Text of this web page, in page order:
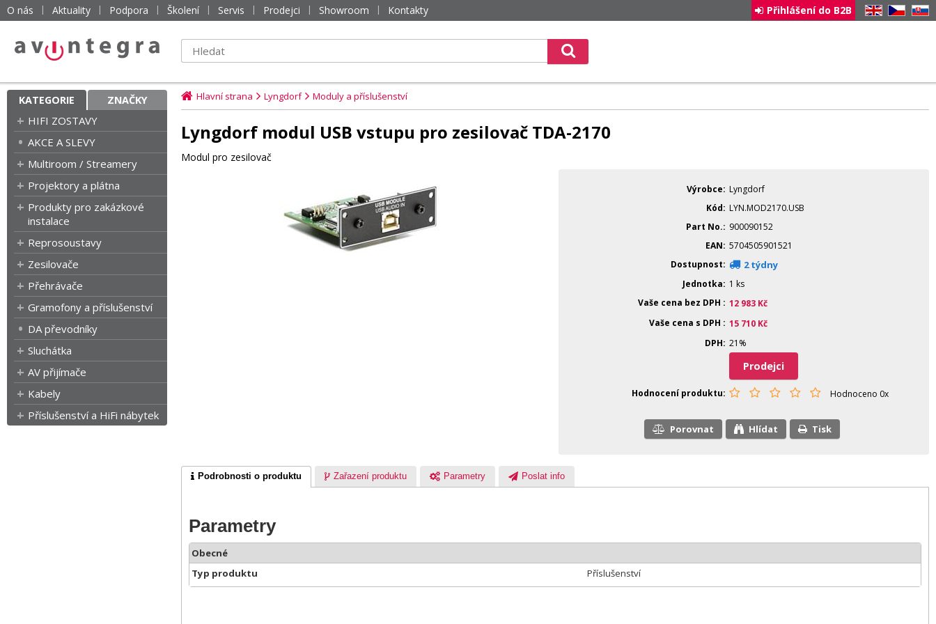
O nás Aktuality Podpora Školení Servis Prodejci Showroom Kontakty EN CZ SK
Přihlášení do B2B
KATEGORIE ZNAČKY
HIFI ZOSTAVY
AKCE A SLEVY
Multiroom / Streamery
Projektory a plátna
Produkty pro zakázkové
instalace
Reprosoustavy
Zesilovače
Přehrávače
Gramofony a příslušenství
DA převodníky
Sluchátka
AV přijímače
Kabely
Příslušenství a HiFi nábytek
Hlavní strana Lyngdorf Moduly a příslušenství
Lyngdorf modul USB vstupu pro zesilovač TDA-2170
Modul pro zesilovač
Výrobce
Lyngdorf
Kód
LYN.MOD2170.USB
Part No.
900090152
EAN 5704505901521
Dostupnost
2 týdny
Jednotka
1 ks
Vaše cena bez DPH
12 983 Kč
Vaše cena s DPH
15 710 Kč
DPH 21%
Prodejci
Hodnocení produktu Hodnoceno 0x
Porovnat Hlídat Tisk
Podrobnosti o produktu Zařazení produktu Parametry Poslat info
Parametry
Obecné
Typ produktu
Příslušenství